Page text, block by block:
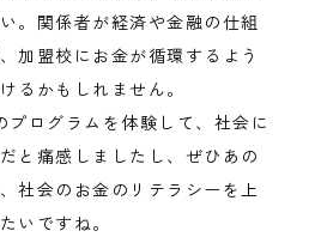
。関係者が経済や金融の仕組
加盟校にお金が循環するよう
るかもしれません。
ログラムを体験して、社会に
と痛感しましたし、ぜひあの
社会のお金のリテラシーを上
いですね。